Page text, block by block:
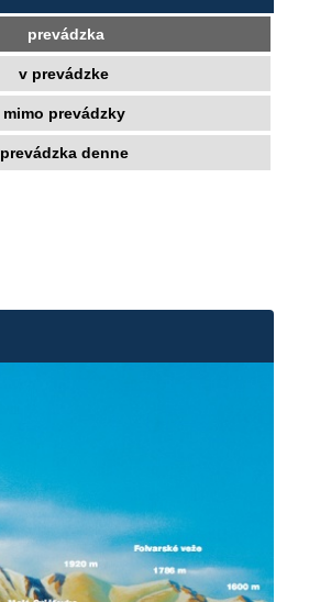
prevádzka
v prevádzke
mimo prevádzky
prevádzka denne